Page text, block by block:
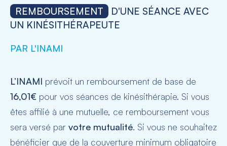
REMBOURSEMENT
D'UNE SÉANCE AVEC
UN KINÉSITHÉRAPEUTE
PAR L'INAMI
L’INAMI prévoit un remboursement de base de
16,01€ pour vos séances de kinésithérapie. Si vous
êtes affilié à une mutuelle, ce remboursement vous
sera versé par votre mutualité. Si vous ne souhaitez
bénéficier que de la couverture minimum obligatoire